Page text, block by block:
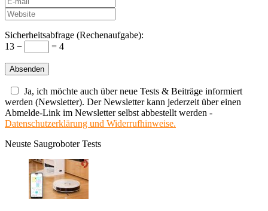
Sicherheitsabfrage (Rechenaufgabe):
13 −
= 4
Ja, ich möchte auch über neue Tests & Beiträge informiert
werden (Newsletter). Der Newsletter kann jederzeit über einen
Abmelde-Link im Newsletter selbst abbestellt werden -
Datenschutzerklärung und Widerrufhinweise.
Neuste Saugroboter Tests